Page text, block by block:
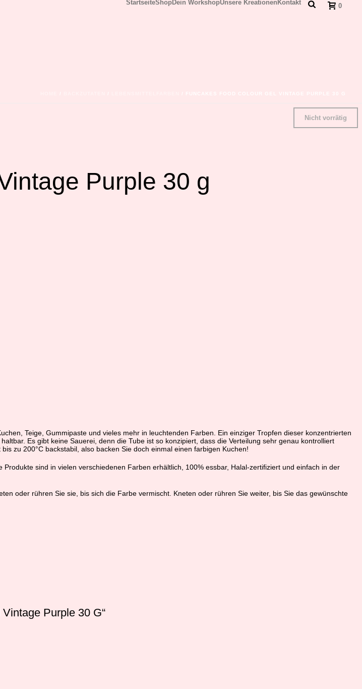
StartseiteShopDein WorkshopUnsere Kreationen Kontakt 0
Purple 30 g
Teige, Gummipaste und vieles mehr in leuchtenden Farben. Ein einziger Tropfen dieser konzentrierten
Es gibt keine Sauerei, denn die Tube ist so konzipiert, dass die Verteilung sehr genau kontrolliert
zu 200°C backstabil, also backen Sie doch einmal einen farbigen Kuchen!
sind in vielen verschiedenen Farben erhältlich, 100% essbar, Halal-zertifiziert und einfach in der
oder rühren Sie sie, bis sich die Farbe vermischt. Kneten oder rühren Sie weiter, bis Sie das gewünschte
Purple 30 G“
Nicht vorrätig